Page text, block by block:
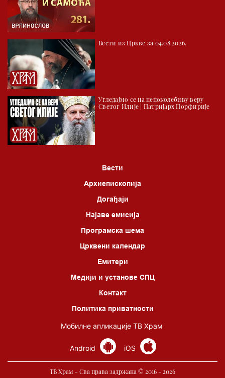
04.00 Час историје
05.30 Храм културе
06.00 Црквена предавања и трибине
*најважније вести емитујемо на сваки пун сат
Вести из Цркве за 04.08.2026.
Угледајмо се на непоколебиву веру
Светог Илије | Патријарх Порфирије
Вести
Архиепископија
Догађаји
Најаве емисија
Програмска шема
Црквени календар
Емитери
Медији и установе СПЦ
Контакт
Политика приватности
Мобилне апликације ТВ Храм
Android iOS
ТВ Храм - Сва права задржана © 2016 - 2026